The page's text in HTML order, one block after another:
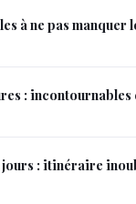
à ne pas manquer
: incontournables
jours : itinéraire